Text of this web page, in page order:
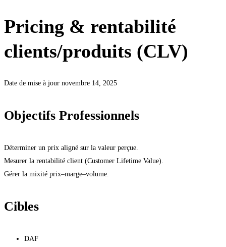
Pricing & rentabilité
clients/produits (CLV)
Date de mise à jour novembre 14, 2025
Objectifs Professionnels
Déterminer un prix aligné sur la valeur perçue.
Mesurer la rentabilité client (Customer Lifetime Value).
Gérer la mixité prix–marge–volume.
Cibles
DAF